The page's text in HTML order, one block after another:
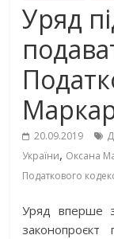
Уряд
20.09.2019
України, Оксана
Податкового
Уряд вперше